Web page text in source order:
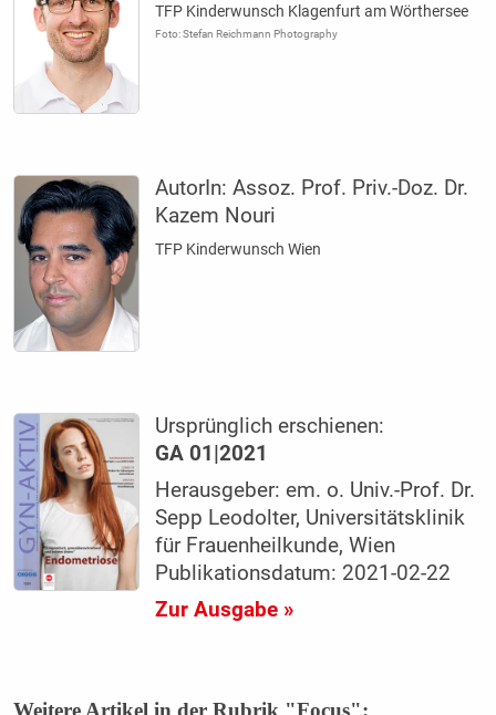
TFP Kinderwunsch Klagenfurt am Wörthersee
Foto: Stefan Reichmann Photography
AutorIn:Assoz. Prof. Priv.-Doz. Dr.
Kazem Nouri
TFP Kinderwunsch Wien
Ursprünglich erschienen:
GA 01|2021
Herausgeber: em. o. Univ.-Prof. Dr.
Sepp Leodolter, Universitätsklinik
für Frauenheilkunde, Wien
Publikationsdatum: 2021-02-22
Zur Ausgabe »
Weitere Artikel in der Rubrik "Focus":